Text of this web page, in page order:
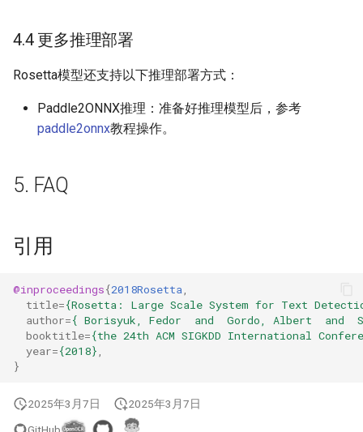
4.4 更多推理部署
Rosetta模型还支持以下推理部署方式：
Paddle2ONNX推理：准备好推理模型后，参考
paddle2onnx教程操作。
5. FAQ
引用
@inproceedings{2018Rosetta
title={Rosetta: Large Scale System for Text
author={ Borisyuk, Fedor  and  Gordo, Albert  and
booktitle={the 24th ACM SIGKDD International
year={2018}
}
2025年3月7日
2025年3月7日
GitHub